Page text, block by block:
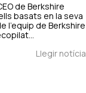
de Berkshire
basats en la seva
l'equip de Berkshire
Llegir notícia